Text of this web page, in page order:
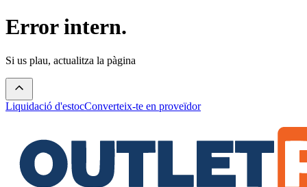
Error intern.
Si us plau, actualitza la pàgina
Liquidació d'estocConverteix-te en proveïdor